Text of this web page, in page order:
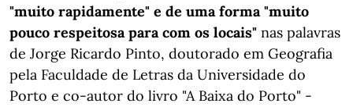
"muito rapidamente" e de uma forma "muito
pouco respeitosa para com os locais" nas palavras
de Jorge Ricardo Pinto, doutorado em Geografia
pela Faculdade de Letras da Universidade do
Porto e co-autor do livro "A Baixa do Porto" -